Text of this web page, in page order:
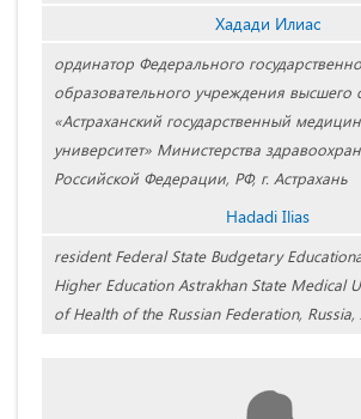
Хадади Илиас
ординатор Федерального
образовательного учреждения высшего
«Астраханский государственный
университет» Министерства
Российской Федерации, РФ, г. Астрахань
Hadadi Ilias
resident Federal State Budgetary
Higher Education Astrakhan State Medical
of Health of the Russian Federation, Russia,